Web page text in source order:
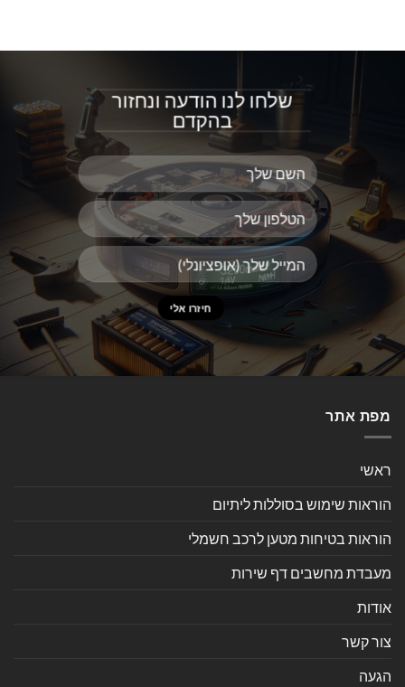
שלחו לנו הודעה ונחזור
בהקדם
מפת אתר
ראשי
הוראות שימוש בסוללות ליתיום
הוראות בטיחות מטען לרכב חשמלי
מעבדת מחשבים דף שירות
אודות
צור קשר
הגעה